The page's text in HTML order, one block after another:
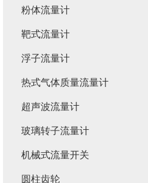
粉体流量计
靶式流量计
浮子流量计
热式气体质量流量计
超声波流量计
玻璃转子流量计
机械式流量开关
圆柱齿轮